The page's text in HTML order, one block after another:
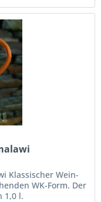
Klassischer Wein-
WK-Form. Der
1,0 l.